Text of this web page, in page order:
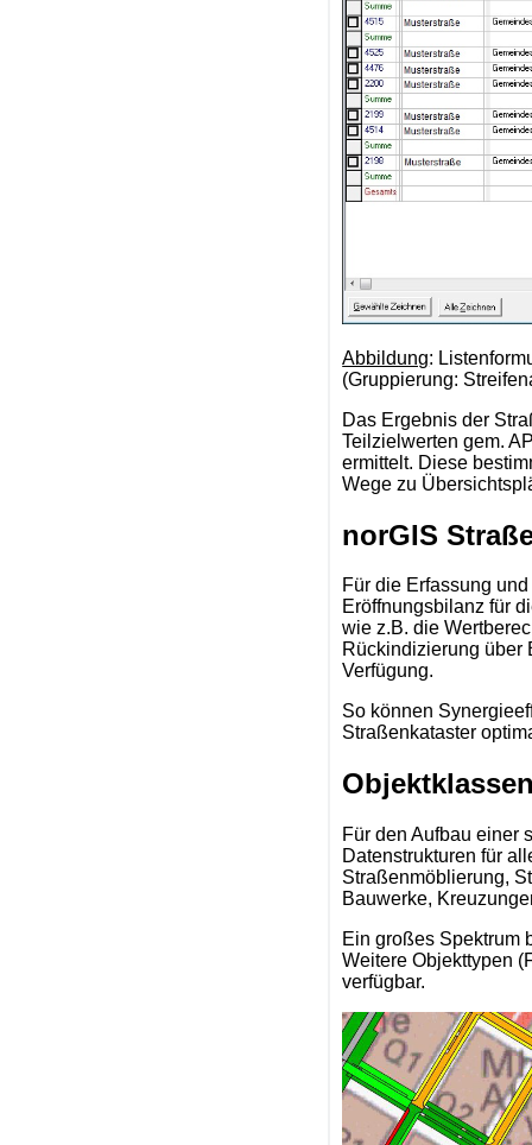
Abbildung:
(Gruppierung:
Das Ergebnis der
Teilzielwerten gem.
ermittelt. Diese
Wege zu
norGIS
Für die Erfassung
Eröffnungsbilanz für
wie z.B. die
Rückindizierung über
Verfügung.
So können
Straßenkataster
Für den Aufbau einer
Datenstrukturen für
Straßenmöblierung,
Bauwerke,
Ein großes Spektrum
Weitere Objekttypen
verfügbar.